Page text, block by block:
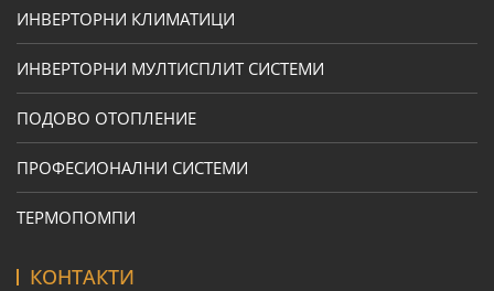
ИНВЕРТОРНИ КЛИМАТИЦИ
ИНВЕРТОРНИ МУЛТИСПЛИТ СИСТЕМИ
ПОДОВО ОТОПЛЕНИЕ
ПРОФЕСИОНАЛНИ СИСТЕМИ
ТЕРМОПОМПИ
КОНТАКТИ